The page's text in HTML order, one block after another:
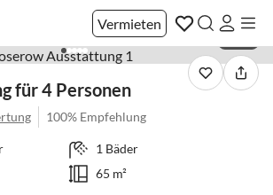
Vermieten
für 4 Personen
100% Empfehlung
1 Bäder
65 m²